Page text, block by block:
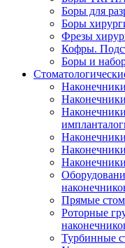
Боры для
Боры
Фрезы
Кофры.
Боры и
Прямые
Роторные
Турбинные